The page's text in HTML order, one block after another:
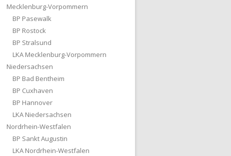
Mecklenburg-Vorpommern
BP Pasewalk
BP Rostock
BP Stralsund
LKA Mecklenburg-Vorpommern
Niedersachsen
BP Bad Bentheim
BP Cuxhaven
BP Hannover
LKA Niedersachsen
Nordrhein-Westfalen
BP Sankt Augustin
LKA Nordrhein-Westfalen